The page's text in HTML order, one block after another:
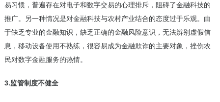
易习惯，普遍存在对电子和数字交易的心理排斥，阻碍了金融科技的
推广。另一种情况是对金融科技与农村产业结合的态度过于乐观。由
于缺乏专业的金融知识，缺乏正确的金融风险意识，无法辨别虚假信
息，移动设备使用不熟练，很容易成为金融欺诈的主要对象，挫伤农
民对数字金融服务的热情。
3.监管制度不健全